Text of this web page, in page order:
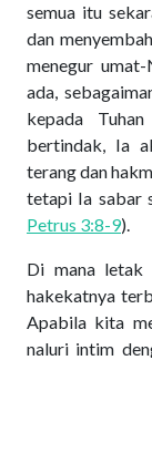
semua itu
dan
menegur
ada,
kepada
bertindak, Ia
terang dan
tetapi Ia sabar
Petrus 3:8-9).
Di mana letak
hakekatnya
Apabila kita
naluri intim